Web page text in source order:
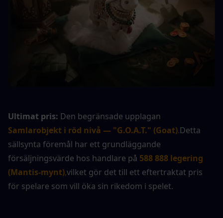
Ultimat pris:
Samlarobjekt i röd nivå — "G.O.A.T." (Goat).Detta
sällsynta föremål har ett grundläggande
försäljningsvärde hos handlare på 588 888 legering
(Mantis-mynt),vilket gör det till ett eftertraktat pris
för spelare som vill öka sin rikedom i spelet.